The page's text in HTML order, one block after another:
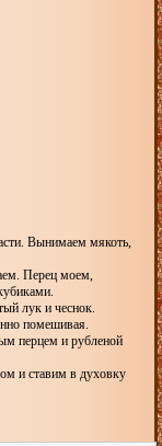
Вынимаем мякоть,
Перец моем,
лук и чеснок.
помешивая.
перцем и рубленой
и ставим в духовку